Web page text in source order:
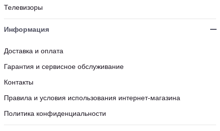
Телевизоры
Информация
Доставка и оплата
Гарантия и сервисное обслуживание
Контакты
Правила и условия использования интернет-магазина
Политика конфиденциальности